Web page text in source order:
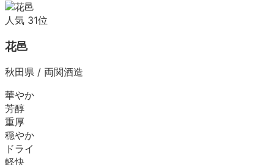
人気 31位
花邑
秋田県 / 両関酒造
華やか
芳醇
重厚
穏やか
ドライ
軽快